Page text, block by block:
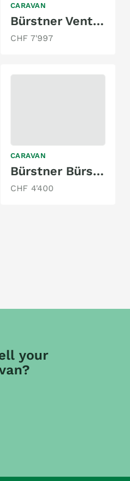
CARAVAN
Bürstner Ventana 470 TL Avantgarde
CHF 7'997
CARAVAN
Bürstner Bürstner4821
CHF 4'400
your